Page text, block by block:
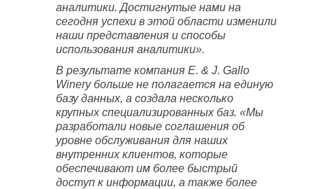
аналитики. Достигнутые нами на
сегодня успехи в этой области изменили
наши представления и способы
использования аналитики».
В результате компания E. & J. Gallo
Winery больше не полагается на единую
базу данных, а создала несколько
крупных специализированных баз. «Мы
разработали новые соглашения об
уровне обслуживания для наших
внутренних клиентов, которые
обеспечивают им более быстрый
доступ к информации, а также более